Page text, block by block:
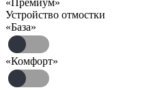
«Премиум»
Устройство отмостки
«База»
«Комфорт»